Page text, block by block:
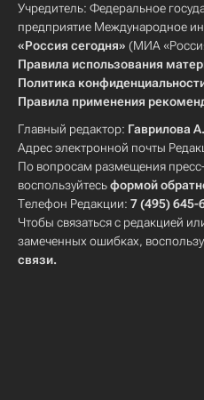
Учредитель: Федеральное
предприятие Международное
«Россия сегодня» (МИА
Правила использования
Политика
Правила применения
Главный редактор: Гаврилова
Адрес электронной почты
По вопросам размещения
воспользуйтесьформой
Телефон Редакции: 7 (495) 645-
Чтобы связаться с редакцией
замеченных ошибках,
связи.